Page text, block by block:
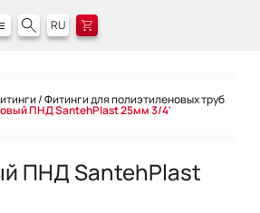
RU
Фитинги для полиэтиленовых труб
ПНД SantehPlast 25мм 3/4'
ПНД SantehPlast